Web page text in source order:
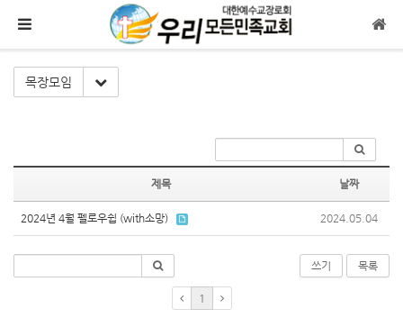
목장모임 Toggle Dropdown
제목 날짜
2024년 4월 펠로우쉽 (with소망) 2024.05.04
쓰기 목록
1